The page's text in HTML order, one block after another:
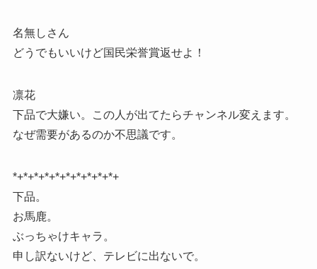
名無しさん
どうでもいいけど国民栄誉賞返せよ！
凛花
下品で大嫌い。この人が出てたらチャンネル変えます。
なぜ需要があるのか不思議です。
*+*+*+*+*+*+*+*+*+*+
下品。
お馬鹿。
ぶっちゃけキャラ。
申し訳ないけど、テレビに出ないで。